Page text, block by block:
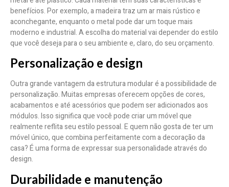
benefícios. Por exemplo, a madeira traz um ar mais rústico e
aconchegante, enquanto o metal pode dar um toque mais
moderno e industrial. A escolha do material vai depender do estilo
que você deseja para o seu ambiente e, claro, do seu orçamento.
Personalização e design
Outra grande vantagem da estrutura modular é a possibilidade de
personalização. Muitas empresas oferecem opções de cores,
acabamentos e até acessórios que podem ser adicionados aos
módulos. Isso significa que você pode criar um móvel que
realmente reflita seu estilo pessoal. E quem não gosta de ter um
móvel único, que combina perfeitamente com a decoração da
casa? É uma forma de expressar sua personalidade através do
design.
Durabilidade e manutenção